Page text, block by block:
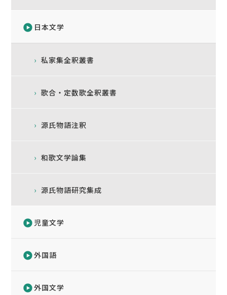
日本文学
私家集全釈叢書
歌合・定数歌全釈叢書
源氏物語注釈
和歌文学論集
源氏物語研究集成
児童文学
外国語
外国文学